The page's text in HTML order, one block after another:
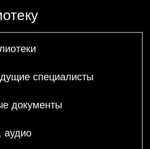
специалисты
документы
аудио